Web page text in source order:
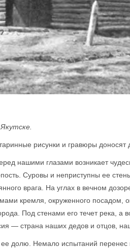
рисунки и гравюры доносят
нашими глазами возникает
Суровы и неприступны ее
врага. На углах в вечном
кремля, окруженного посадом,
Под стенами его течет река, а
— страна наших дедов и отцов,
долю. Немало испытаний перенес